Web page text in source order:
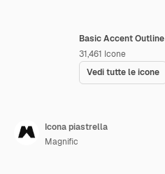
Basic Accent Outline
31,461 Icone
Vedi tutte le icone
Icona piastrella
Magnific